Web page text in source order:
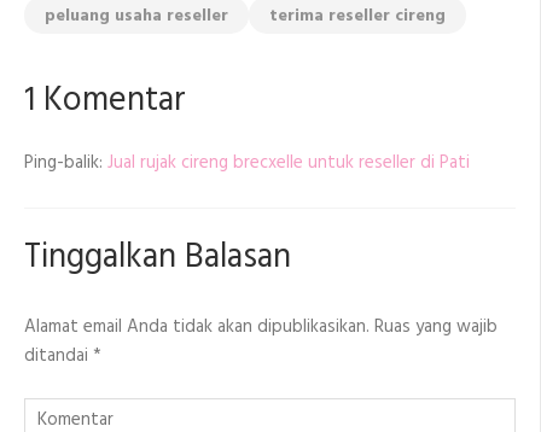
peluang usaha reseller
terima reseller cireng
1 Komentar
Ping-balik: Jual rujak cireng brecxelle untuk reseller di Pati
Tinggalkan Balasan
Alamat email Anda tidak akan dipublikasikan. Ruas yang wajib
ditandai *
Komentar